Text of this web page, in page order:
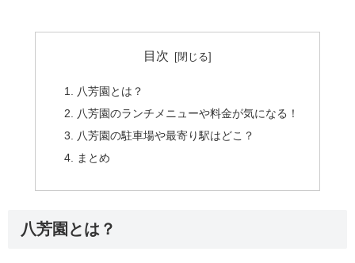
目次
八芳園とは？
八芳園のランチメニューや料金が気になる！
八芳園の駐車場や最寄り駅はどこ？
まとめ
八芳園とは？